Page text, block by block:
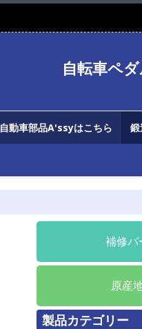
自転車ペ
自動車部品A'ssyはこちら
補修パ
原産
製品カテゴリー